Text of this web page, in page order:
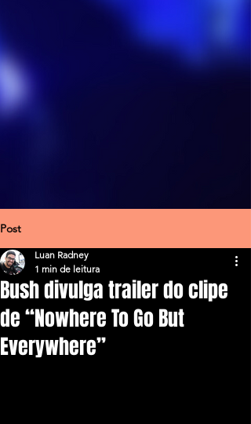
Post
Bush divulga trailer do clipe
de “Nowhere To Go But
Everywhere”
Luan Radney
1 min de leitura